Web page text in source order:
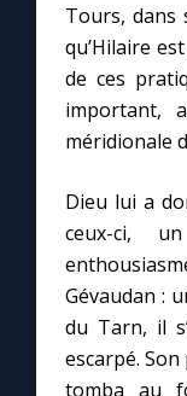
Tours, dans
qu’Hilaire est
de ces
important,
méridionale
Dieu lui a
ceux-ci,
Gévaudan :
du Tarn, il
escarpé.
tomba au